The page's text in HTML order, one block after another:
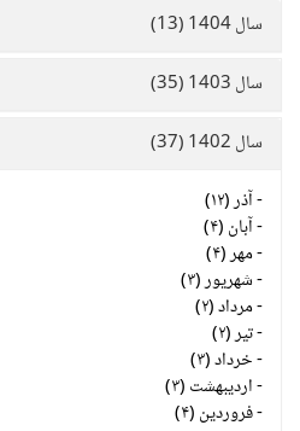
سال 1404 (13)
سال 1403 (35)
سال 1402 (37)
-آذر (۱۲)
-آبان (۴)
-مهر (۴)
-شهریور (۳)
-مرداد (۲)
-تیر (۲)
-خرداد (۳)
-اردیبهشت (۳)
-فروردین (۴)